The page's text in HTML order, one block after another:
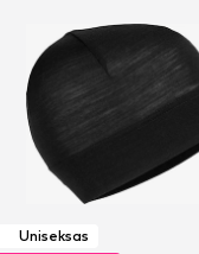
Uniseksas